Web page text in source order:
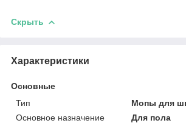
Скрыть
Характеристики
Основные
Тип
Мопы для
Основное назначение
Для пола